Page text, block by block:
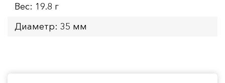
Вес: 19.8 г
Диаметр: 35 мм